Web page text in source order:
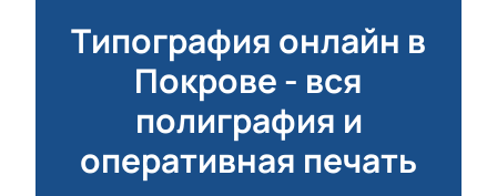
Типография онлайн в
Покрове - вся
полиграфия и
оперативная печать